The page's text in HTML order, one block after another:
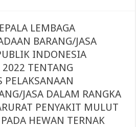
LEMBAGA
BARANG/JASA
INDONESIA
TENTANG
PELAKSANAAN
JASA DALAM RANGKA
PENYAKIT MULUT
HEWAN TERNAK